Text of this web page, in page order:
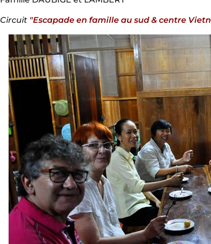
Circuit "Escapade en famille au sud & centre